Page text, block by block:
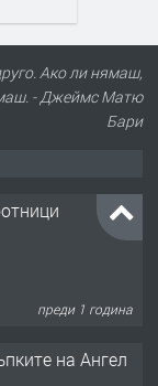
Ако ли нямаш,
- Джеймс Матю
Бари
преди 1 година
на Ангел